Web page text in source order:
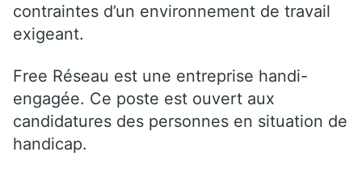
contraintes d’un environnement de travail
exigeant.
Free Réseau est une entreprise handi-
engagée. Ce poste est ouvert aux
candidatures des personnes en situation de
handicap.